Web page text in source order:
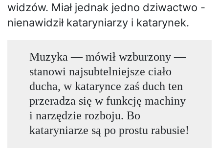
widzów. Miał jednak jedno dziwactwo -
nienawidził kataryniarzy i katarynek.
Muzyka — mówił wzburzony —
stanowi najsubtelniejsze ciało
ducha, w katarynce zaś duch ten
przeradza się w funkcję machiny
i narzędzie rozboju. Bo
kataryniarze są po prostu rabusie!